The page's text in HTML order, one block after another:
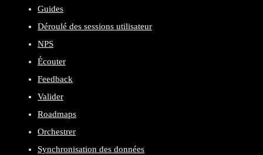
Guides
Déroulé des sessions utilisateur
NPS
Écouter
Feedback
Valider
Roadmaps
Orchestrer
Synchronisation des données